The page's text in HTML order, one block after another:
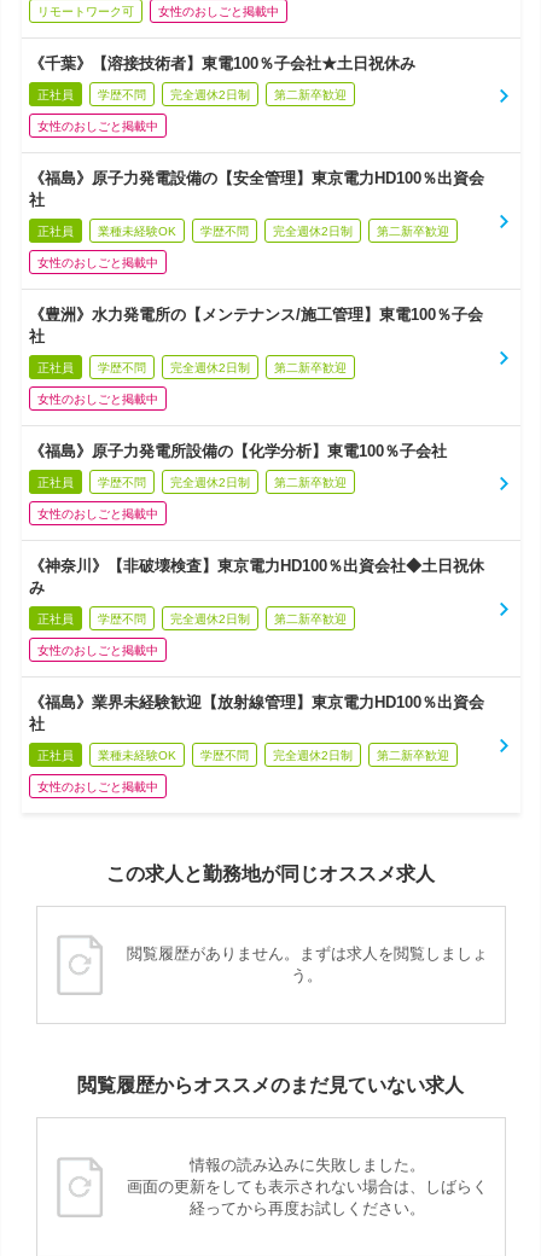
リモートワーク可 女性のおしごと掲載中
《千葉》【溶接技術者】東電100％子会社★土日祝休み
正社員 学歴不問 完全週休2日制 第二新卒歓迎
女性のおしごと掲載中
《福島》原子力発電設備の【安全管理】東京電力HD100％出資会
社
正社員 業種未経験OK 学歴不問 完全週休2日制 第二新卒歓迎
女性のおしごと掲載中
《豊洲》水力発電所の【メンテナンス/施工管理】東電100％子会
社
正社員 学歴不問 完全週休2日制 第二新卒歓迎
女性のおしごと掲載中
《福島》原子力発電所設備の【化学分析】東電100％子会社
正社員 学歴不問 完全週休2日制 第二新卒歓迎
女性のおしごと掲載中
《神奈川》【非破壊検査】東京電力HD100％出資会社◆土日祝休
み
正社員 学歴不問 完全週休2日制 第二新卒歓迎
女性のおしごと掲載中
《福島》業界未経験歓迎【放射線管理】東京電力HD100％出資会
社
正社員 業種未経験OK 学歴不問 完全週休2日制 第二新卒歓迎
女性のおしごと掲載中
この求人と勤務地が同じオススメ求人
閲覧履歴がありません。まずは求人を閲覧しましょ
う。
閲覧履歴からオススメのまだ見ていない求人
情報の読み込みに失敗しました。
画面の更新をしても表示されない場合は、しばらく
経ってから再度お試しください。